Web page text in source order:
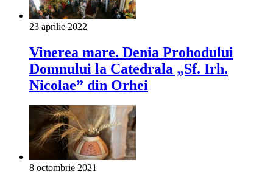
23 aprilie 2022
Vinerea mare. Denia Prohodului
Domnului la Catedrala „Sf. Irh.
Nicolae” din Orhei
8 octombrie 2021